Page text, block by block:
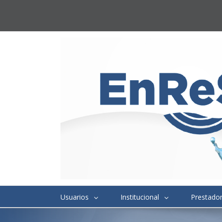
Usuarios Institucional